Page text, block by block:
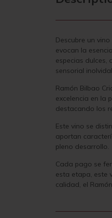
Descubre un
evocan la
especias dulces,
sensorial
Ramón Bilbao
excelencia en la
destacando los
Este vino se
aportan
pleno desarrollo.
Cada pago se
esta etapa, este
calidad, el